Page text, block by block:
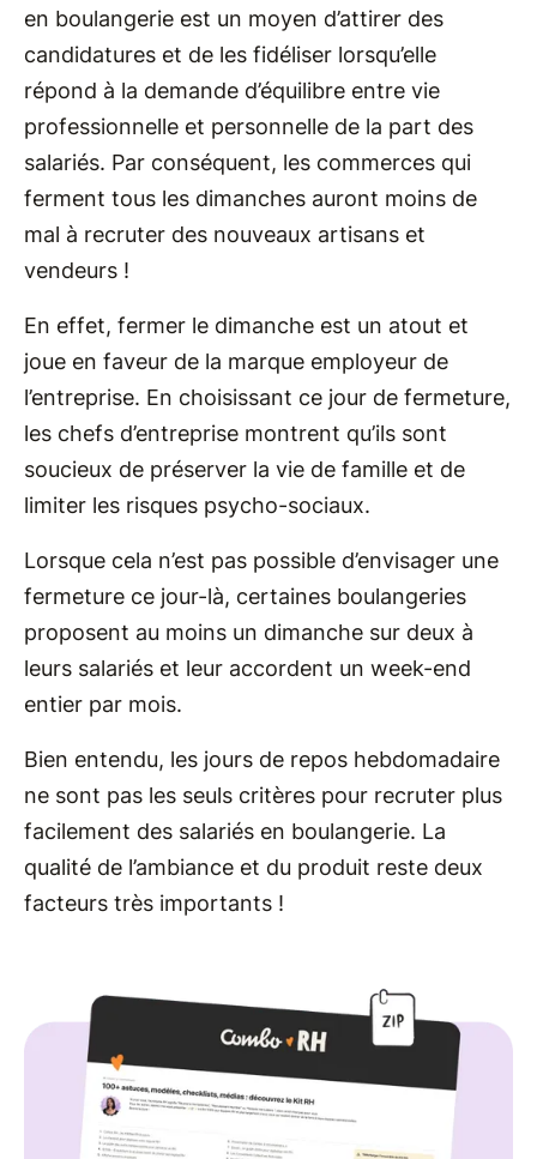
en boulangerie est un moyen d’attirer des
candidatures et de les fidéliser lorsqu’elle
répond à la demande d’équilibre entre vie
professionnelle et personnelle de la part des
salariés. Par conséquent, les commerces qui
ferment tous les dimanches auront moins de
mal à recruter des nouveaux artisans et
vendeurs !
En effet, fermer le dimanche est un atout et
joue en faveur de la marque employeur de
l’entreprise. En choisissant ce jour de fermeture,
les chefs d’entreprise montrent qu’ils sont
soucieux de préserver la vie de famille et de
limiter les risques psycho-sociaux.
Lorsque cela n’est pas possible d’envisager une
fermeture ce jour-là, certaines boulangeries
proposent au moins un dimanche sur deux à
leurs salariés et leur accordent un week-end
entier par mois.
Bien entendu, les jours de repos hebdomadaire
ne sont pas les seuls critères pour recruter plus
facilement des salariés en boulangerie. La
qualité de l’ambiance et du produit reste deux
facteurs très importants !